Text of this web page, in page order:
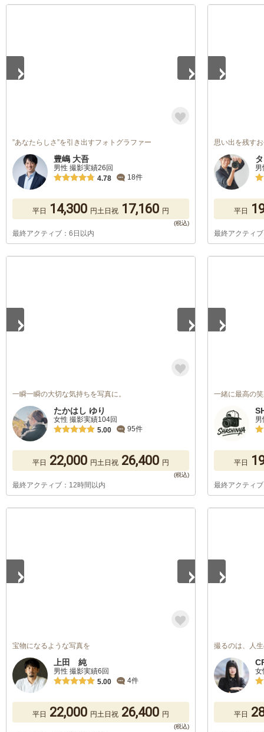
”あなたらしさ”を引き出すフォトグラファー
豊嶋 大吾
男性 撮影実績26回
4.78
18件
平日 14,300 円土日祝 17,160 円
最終アクティブ：6日以内
思い出を残す
平日
最終アクティ
一瞬一瞬の大切な気持ちを写真に。
たかはし ゆり
女性 撮影実績104回
5.00
95件
平日 22,000 円土日祝 26,400 円
最終アクティブ：12時間以内
一緒に最高の
平日
最終アクティ
宝物になるような写真を
上田 純
男性 撮影実績6回
5.00
4件
平日 22,000 円土日祝 26,400 円
撮るのは、人
女
平日